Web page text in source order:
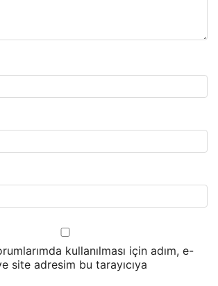
kullanılması için adım, e-
site adresim bu tarayıcıya